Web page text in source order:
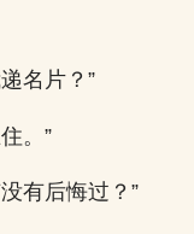
名片？”
。”
有后悔过？”